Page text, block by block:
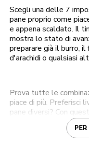
Scegli una delle 7
pane proprio come
e appena scaldato. Il
mostra lo stato di
preparare già il burro,
d'arachidi o qualsiasi
Prova tutte le
piace di più. Preferisci
pane diversi? Con